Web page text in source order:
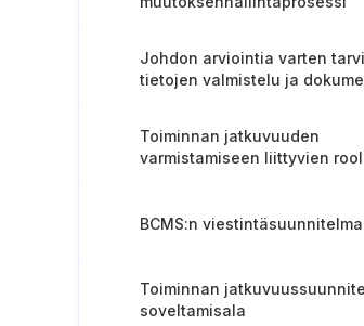
Johdon arviointia varten
tietojen valmistelu ja
Toiminnan jatkuvuuden
varmistamiseen liittyvien
BCMS:n viestintäsuunnitelma
Toiminnan
soveltamisala